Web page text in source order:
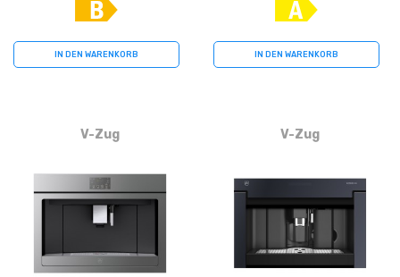
IN DEN WARENKORB IN DEN WARENKORB
V-Zug V-Zug